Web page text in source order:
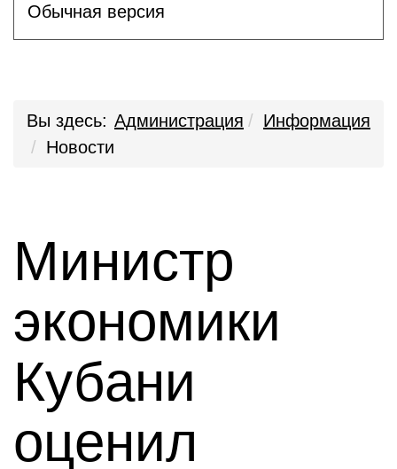
Обычная версия
Вы здесь: Администрация
Информация
Новости
Министр
экономики
Кубани
оценил